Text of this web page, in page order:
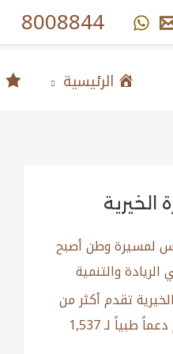
8008844
الرئيسية
الخيرية
لمسيرة وطن أصبح
والتنمية
تقدم أكثر من
10 ملايين درهم دعماً طبياً لـ 1,537